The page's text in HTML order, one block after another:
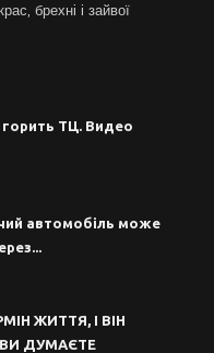
брехні і зайвої
горить ТЦ. Видео
автомобіль може
ЖИТТЯ, І ВІН
ДУМАЄТЕ